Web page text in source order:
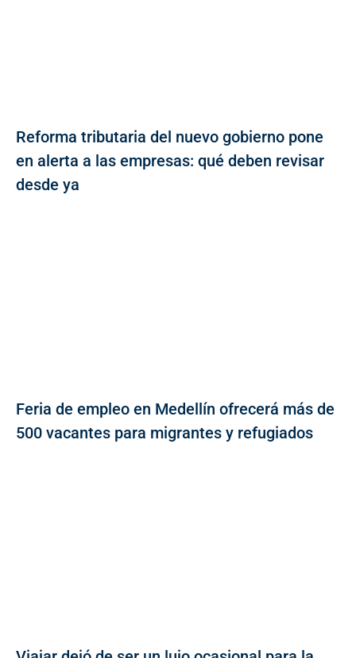
Reforma tributaria del nuevo gobierno pone
en alerta a las empresas: qué deben revisar
desde ya
Feria de empleo en Medellín ofrecerá más de
500 vacantes para migrantes y refugiados